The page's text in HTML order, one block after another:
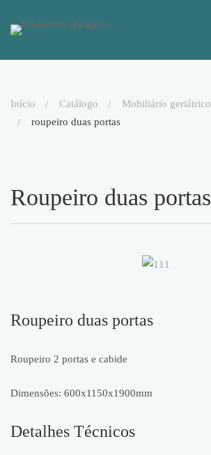
início catálogo
mobiliário geriátrico
roupeiro duas portas
Roupeiro duas portas
Roupeiro duas portas
Roupeiro 2 portas e cabide
Dimensões: 600x1150x1900mm
Detalhes Técnicos